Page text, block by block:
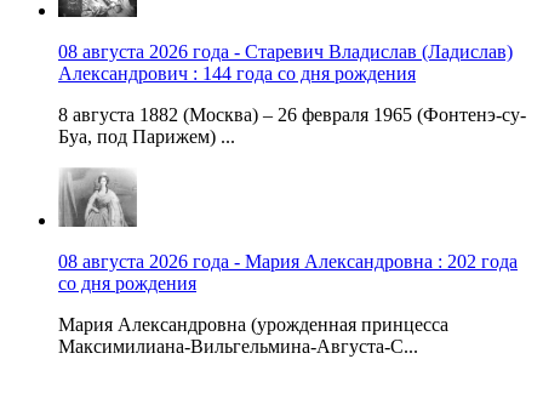
08 августа 2026 года - Старевич Владислав (Ладислав)
Александрович : 144 года со дня рождения
8 августа 1882 (Москва) – 26 февраля 1965 (Фонтенэ-су-
Буа, под Парижем) ...
08 августа 2026 года - Мария Александровна : 202 года
со дня рождения
Мария Александровна (урожденная принцесса
Максимилиана-Вильгельмина-Августа-С...